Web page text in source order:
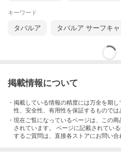
キーワード
タバルア タバルア サーフキ
掲載情報について
・掲載している情報の精度には万全を期
性、安全性、有用性を保証するものでは
・現在ご覧になっているページは、この商
されています。 ページに記載されてい
するご質問は、直接各ストアにお問い合